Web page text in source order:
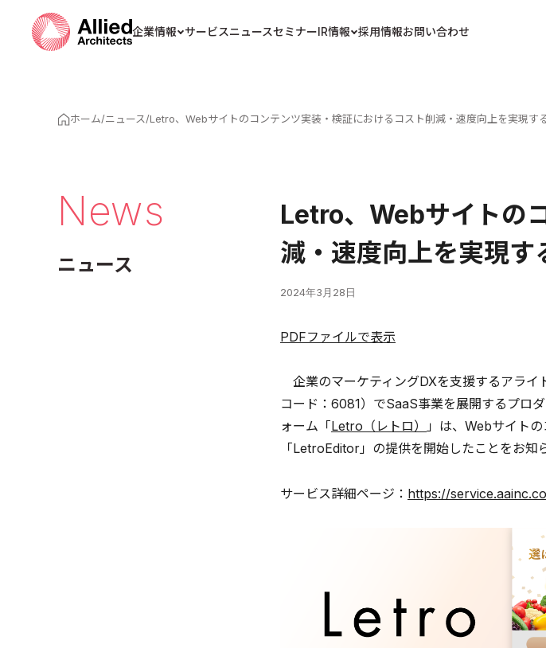
企業情報 サービスニュースセミナーIR情報 採用情報お問い合わせ
ホーム/ニュース/Letro、Webサイトのコンテンツ実装・検証におけるコスト削減・速度向上を実現す
News
ニュース
Letro、Webサイトの
減・速度向上を実現
2024年3月28日
PDFファイルで表示
企業のマーケティングDXを支援するアライ
コード：6081）でSaaS事業を展開するプロ
ォーム「Letro（レトロ） 」は、Webサイト
「LetroEditor」の提供を開始したことをお知
サービス詳細ページ： https://